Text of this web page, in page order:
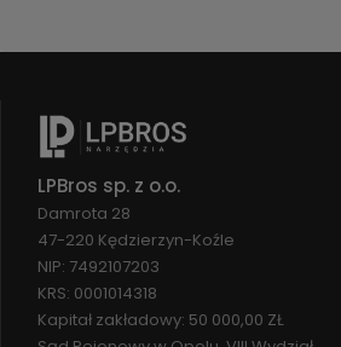
LPBros sp. z o.o.
Damrota 28
47-220 Kędzierzyn-Koźle
NIP: 7492107203
KRS: 0001014318
Kapitał zakładowy: 50 000,00 ZŁ